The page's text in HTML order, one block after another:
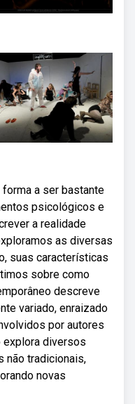
a ser bastante
psicológicos e
a realidade
as diversas
suas características
sobre como
descreve
variado, enraizado
por autores
explora diversos
não tradicionais,
novas